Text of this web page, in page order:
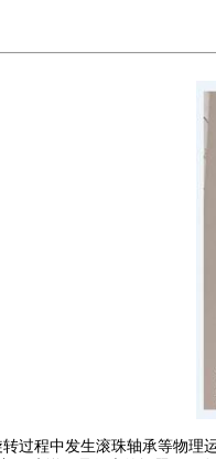
过程中发生滚珠轴承等物